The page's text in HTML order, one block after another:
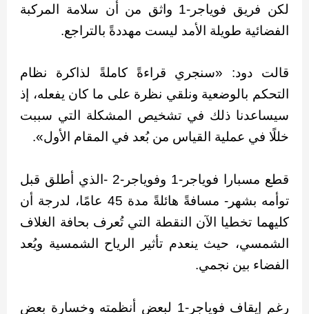
لكن فريق فوياجر-1 واثق من أن سلامة المركبة
الفضائية طويلة الأمد ليست مهددةً بالتراجع.
قالت دود: «سنجري قراءةً كاملةً لذاكرة نظام
التحكم بالوضعية ونلقي نظرة على ما كان يفعله، إذ
سيساعدنا ذلك في تشخيص المشكلة التي سببت
خللًا في عملية القياس من بُعد في المقام الأول».
قطع مسبارا فوياجر-1 وفوياجر-2 -الذي أطلق قبل
توأمه بشهر- مسافةً هائلةً مدة 45 عامًا، لدرجة أن
كليهما تخطيا الآن النقطة التي تُعرف بحافة الغلاف
الشمسي، حيث ينعدم تأثير الرياح الشمسية ويُعد
الفضاء بين نجمي.
رغم إيقاف فوياجر-1 لبعض أنظمته وخسارة بعض